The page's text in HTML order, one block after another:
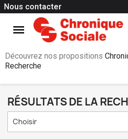
Nous contacter
Découvrez nos propositions
Recherche
RÉSULTATS DE LA
Choisir